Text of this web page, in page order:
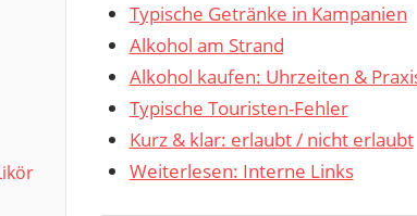
Typische Getränke in Kampanien
Alkohol am Strand
Alkohol kaufen: Uhrzeiten &
Typische Touristen-Fehler
Kurz & klar: erlaubt / nicht erlaubt
Weiterlesen: Interne Links